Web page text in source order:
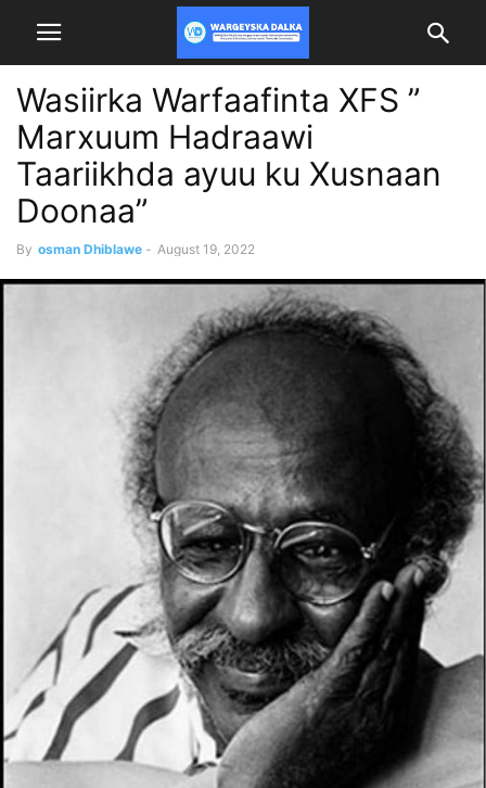
Wasiirka Warfaafinta XFS ”
Marxuum Hadraawi
Taariikhda ayuu ku Xusnaan
Doonaa”
By osman Dhiblawe - August 19, 2022